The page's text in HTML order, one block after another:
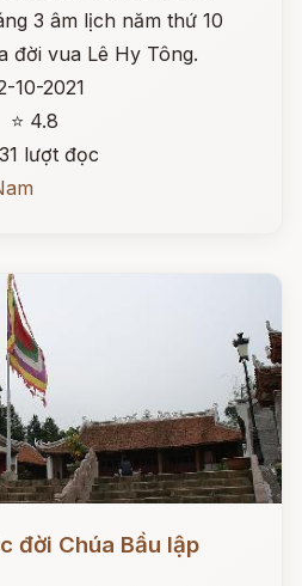
3 âm lịch năm thứ 10
đời vua Lê Hy Tông.
10-2021
⭐ 4.8
lượt đọc
đời Chúa Bầu lập